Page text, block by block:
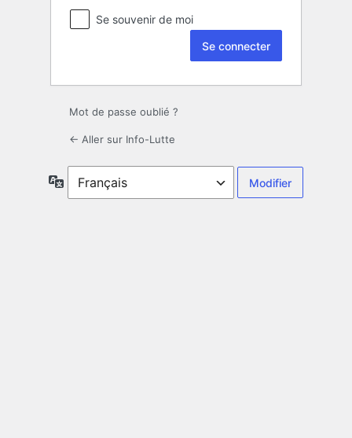
Se souvenir de moi
Mot de passe oublié ?
← Aller sur Info-Lutte
Langue